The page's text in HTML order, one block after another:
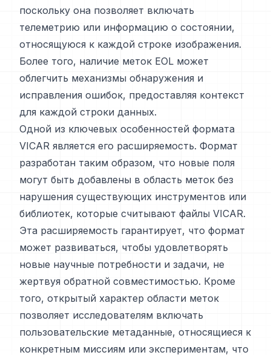
поскольку она позволяет включать
телеметрию или информацию о состоянии,
относящуюся к каждой строке изображения.
Более того, наличие меток EOL может
облегчить механизмы обнаружения и
исправления ошибок, предоставляя контекст
для каждой строки данных.
Одной из ключевых особенностей формата
VICAR является его расширяемость. Формат
разработан таким образом, что новые поля
могут быть добавлены в область меток без
нарушения существующих инструментов или
библиотек, которые считывают файлы VICAR.
Эта расширяемость гарантирует, что формат
может развиваться, чтобы удовлетворять
новые научные потребности и задачи, не
жертвуя обратной совместимостью. Кроме
того, открытый характер области меток
позволяет исследователям включать
пользовательские метаданные, относящиеся к
конкретным миссиям или экспериментам, что